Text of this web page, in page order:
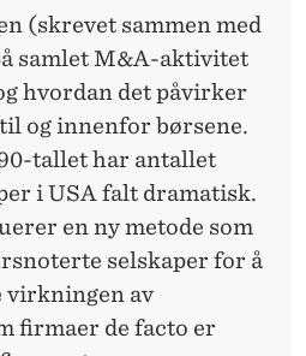
(skrevet sammen med
samlet M&A-aktivitet
hvordan det påvirker
og innenfor børsene.
tallet har antallet
i USA falt dramatisk.
en ny metode som
selskaper for å
virkningen av
firmaer de facto er